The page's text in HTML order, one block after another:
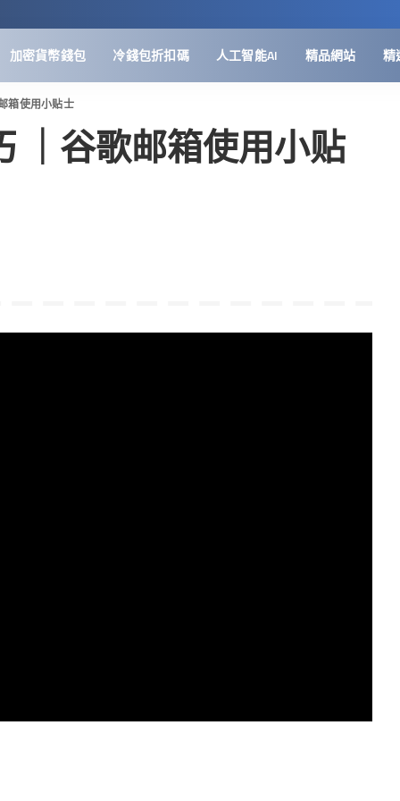
加密貨幣錢包 冷錢包折扣碼 人工智能AI 精品網站 精
箱使用小贴士
｜谷歌邮箱使用小贴